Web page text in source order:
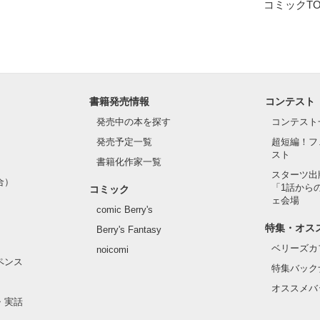
コミック
ンス
実話
書籍発売情報
発売中の本を探す
発売予定一覧
書籍化作家一覧
コミック
comic Berry's
Berry's Fantasy
noicomi
コンテスト
コンテス
超短編！
スト
スターツ
「1話から
ェ会場
特集・オス
ベリーズ
特集バッ
オススメ